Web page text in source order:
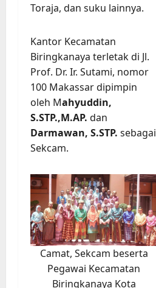
Toraja, dan suku lainnya.
Kantor Kecamatan
Biringkanaya terletak di Jl.
Prof. Dr. Ir. Sutami, nomor
100 Makassar dipimpin
oleh Mahyuddin,
S.STP.,M.AP. dan
Darmawan, S.STP. sebagai
Sekcam.
Camat, Sekcam beserta
Pegawai Kecamatan
Biringkanaya Kota